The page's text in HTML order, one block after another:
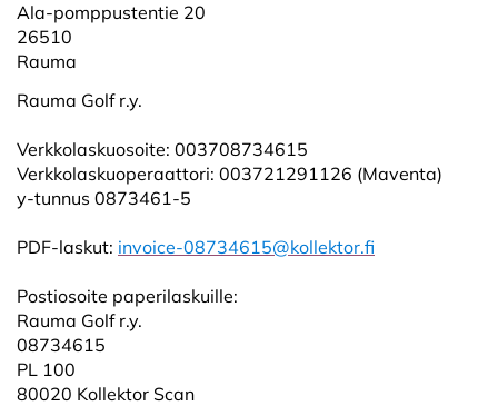
Ala-pomppustentie 20
26510
Rauma
Rauma Golf r.y.
Verkkolaskuosoite: 003708734615
Verkkolaskuoperaattori: 003721291126 (Maventa)
y-tunnus 0873461-5
PDF-laskut: invoice-08734615@kollektor.fi
Postiosoite paperilaskuille:
Rauma Golf r.y.
08734615
PL 100
80020 Kollektor Scan